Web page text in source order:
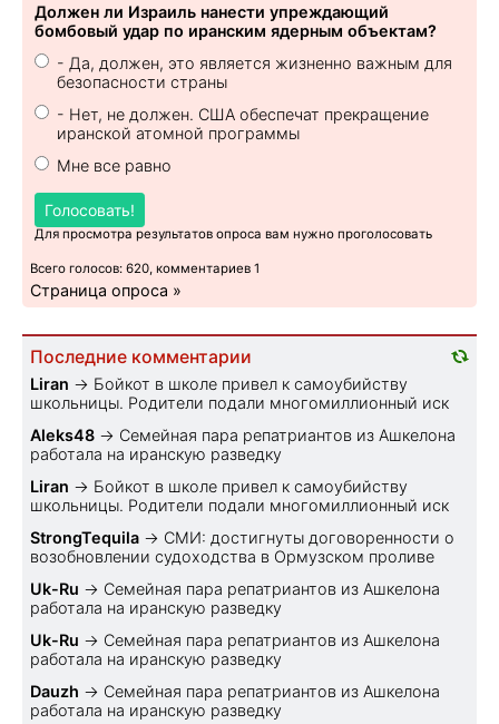
Должен ли Израиль нанести упреждающий
бомбовый удар по иранским ядерным объектам?
- Да, должен, это является жизненно важным для
безопасности страны
- Нет, не должен. США обеспечат прекращение
иранской атомной программы
Мне все равно
Голосовать!
Для просмотра результатов опроса вам нужно проголосовать
Всего голосов: 620, комментариев 1
Страница опроса »
Последние комментарии
Liran → Бойкот в школе привел к самоубийству
школьницы. Родители подали многомиллионный иск
Aleks48 → Семейная пара репатриантов из Ашкелона
работала на иранскую разведку
Liran → Бойкот в школе привел к самоубийству
школьницы. Родители подали многомиллионный иск
StrongTequila → СМИ: достигнуты договоренности о
возобновлении судоходства в Ормузском проливе
Uk-Ru → Семейная пара репатриантов из Ашкелона
работала на иранскую разведку
Uk-Ru → Семейная пара репатриантов из Ашкелона
работала на иранскую разведку
Dauzh → Семейная пара репатриантов из Ашкелона
работала на иранскую разведку